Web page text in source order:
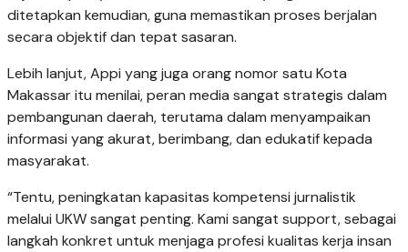
ditetapkan kemudian, guna memastikan proses berjalan
secara objektif dan tepat sasaran.
Lebih lanjut, Appi yang juga orang nomor satu Kota
Makassar itu menilai, peran media sangat strategis dalam
pembangunan daerah, terutama dalam menyampaikan
informasi yang akurat, berimbang, dan edukatif kepada
masyarakat.
“Tentu, peningkatan kapasitas kompetensi jurnalistik
melalui UKW sangat penting. Kami sangat support, sebagai
langkah konkret untuk menjaga profesi kualitas kerja insan